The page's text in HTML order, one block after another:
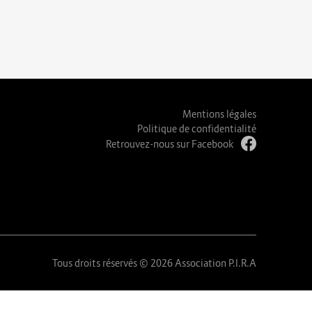
Mentions légales
Politique de confidentialité
Retrouvez-nous sur Facebook
Tous droits réservés © 2026 Association P.I.R.A